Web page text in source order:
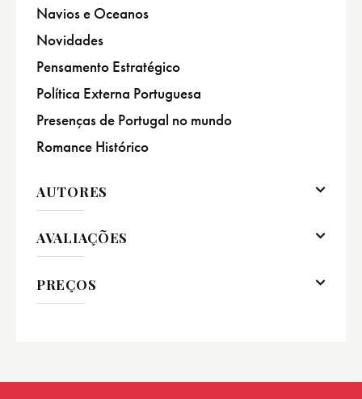
Navios e Oceanos
Novidades
Pensamento Estratégico
Política Externa Portuguesa
Presenças de Portugal no mundo
Romance Histórico
AUTORES
AVALIAÇÕES
PREÇOS